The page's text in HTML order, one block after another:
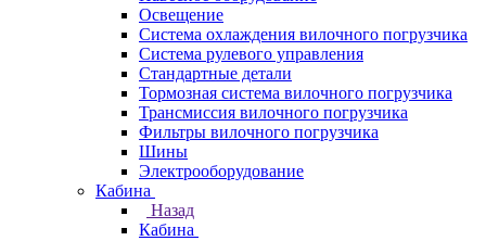
Освещение
Система охлаждения вилочного погрузчика
Система рулевого управления
Стандартные детали
Тормозная система вилочного погрузчика
Трансмиссия вилочного погрузчика
Фильтры вилочного погрузчика
Шины
Электрооборудование
Кабина
Назад
Кабина